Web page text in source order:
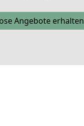
Angebote erhalten